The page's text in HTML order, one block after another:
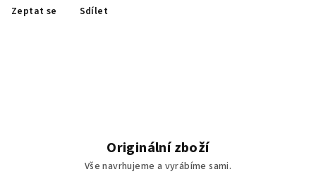
Zeptat se Sdílet
Originální zboží
Vše navrhujeme a vyrábíme sami.